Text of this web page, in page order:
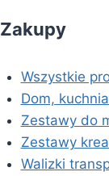
Zakupy
Wszystkie
Dom,
Zestawy do
Zestawy
Walizki